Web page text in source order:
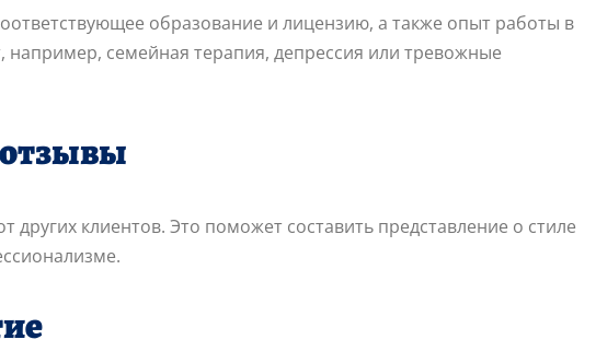
образование и лицензию, а также опыт работы в
например, семейная терапия, депрессия или тревожные
клиентов. Это поможет составить представление о стиле